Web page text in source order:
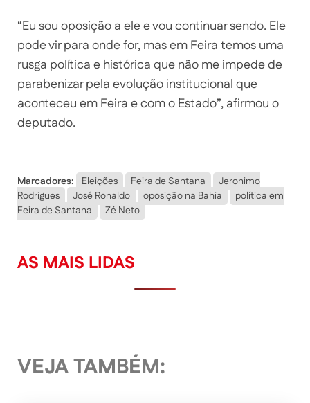
“Eu sou oposição a ele e vou continuar sendo. Ele
pode vir para onde for, mas em Feira temos uma
rusga política e histórica que não me impede de
parabenizar pela evolução institucional que
aconteceu em Feira e com o Estado”, afirmou o
deputado.
Marcadores: Eleições Feira de Santana
Jeronimo
Rodrigues
José Ronaldo oposição na Bahia
política em
Feira de Santana
Zé Neto
AS MAIS LIDAS
VEJA TAMBÉM: